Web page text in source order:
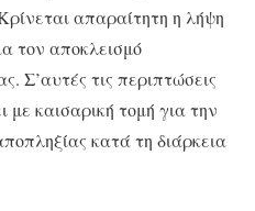
απαραίτητη η λήψη
τον αποκλεισμό
Σ’αυτές τις περιπτώσεις
με καισαρική τομή για την
κατά τη διάρκεια